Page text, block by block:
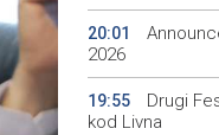
20:01
2026
19:55
Drugi
kod Livna